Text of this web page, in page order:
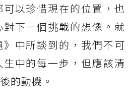
以珍惜現在的位置，也
下一個挑戰的想像。就
中所談到的，我們不可
中的每一步，但應該清
的動機。